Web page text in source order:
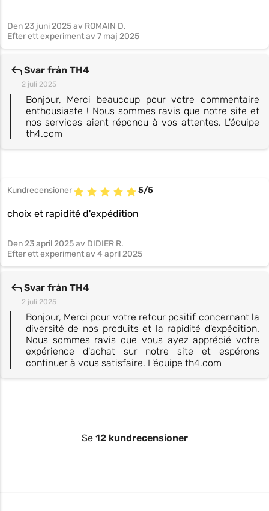
Den23 juni 2025av ROMAIN D.
Efter ett experiment av 7 maj 2025
Svar från TH4
2 juli 2025
Bonjour, Merci beaucoup pour votre commentaire
enthousiaste ! Nous sommes ravis que notre site et
nos services aient répondu à vos attentes. L'équipe
th4.com
Kundrecensioner 5/5
choix et rapidité d'expédition
Den23 april 2025av DIDIER R.
Efter ett experiment av 4 april 2025
Svar från TH4
2 juli 2025
Bonjour, Merci pour votre retour positif concernant la
diversité de nos produits et la rapidité d'expédition.
Nous sommes ravis que vous ayez apprécié votre
expérience d'achat sur notre site et espérons
continuer à vous satisfaire. L'équipe th4.com
Se 12 kundrecensioner